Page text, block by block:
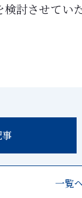
討させて
一覧